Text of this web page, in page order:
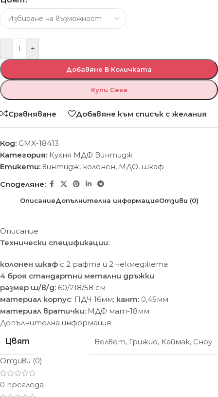
- +
Добавяне В Количката
Купи Сега
Сравняване Добавяне към списък с желания
Код: GMX-18413
Категория: Кухня МДФ Винтидж
Етикети: винтидж, колонен, МДФ, шкаф
Споделяне:
ОписаниеДопълнителна информацияОтзиви (0)
Описание
Технически спецификации:
колонен шкаф с 2 рафта и 2 чекмеджета
4 броя стандартни метални дръжки
размер ш/в/д: 60/218/58 cм
материал корпус: ПДЧ 16мм; кант: 0,45мм
материал вратички: МДФ мат-18мм
Допълнителна информация
Цвят
Велвет, Грижио, Каймак, Сноу
Отзиви (0)
0 прегледа